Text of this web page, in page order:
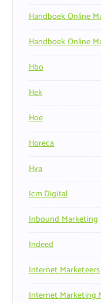
Handboek Online
Handboek Online
Hbo
Hek
Hoe
Horeca
Hva
Icm Digital
Inbound Marketing
Indeed
Internet Marketeers
Internet Marketing